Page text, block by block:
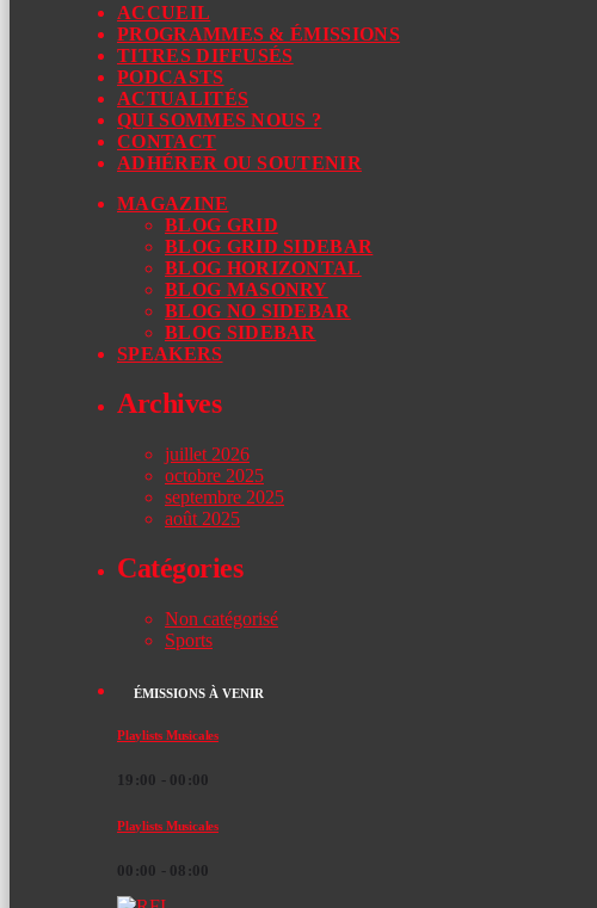
ACCUEIL
PROGRAMMES & ÉMISSIONS
TITRES DIFFUSÉS
PODCASTS
ACTUALITÉS
QUI SOMMES NOUS ?
CONTACT
ADHÉRER OU SOUTENIR
MAGAZINE
BLOG GRID
BLOG GRID SIDEBAR
BLOG HORIZONTAL
BLOG MASONRY
BLOG NO SIDEBAR
BLOG SIDEBAR
SPEAKERS
Archives
juillet 2026
octobre 2025
septembre 2025
août 2025
Catégories
Non catégorisé
Sports
ÉMISSIONS À VENIR
Playlists Musicales
19:00 - 00:00
Playlists Musicales
00:00 - 08:00